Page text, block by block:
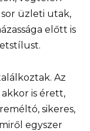
üzleti utak,
előtt is
Az
is érett,
sikeres,
egyszer